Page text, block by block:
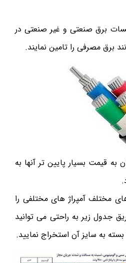
برق صنعتی و غیر صنعتی در
برق مصرفی را تامین نمایند.
به قیمت بسیار پایین تر آنها به
مختلف آمپراژ های مختلفی را
جدول زیر به راحتی می توانید
به سایز آن استخراج نمایید.